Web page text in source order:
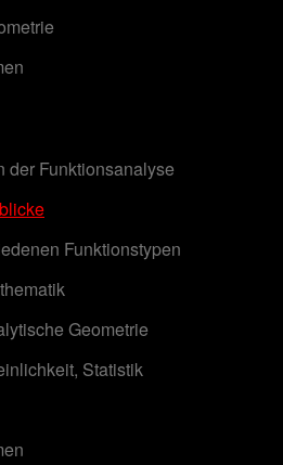
der Funktionsanalyse
Funktionstypen
Geometrie
Statistik